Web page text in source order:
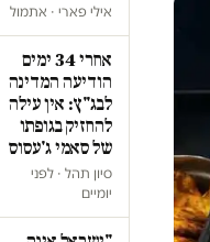
אילי פארי · אתמול
אחרי 34 ימים
הודיעה המדינה
לבג"ץ: אין עילה
להחזיק בגופתו
של סאמי ג'עסוס
סיון תהל · לפני
יומיים